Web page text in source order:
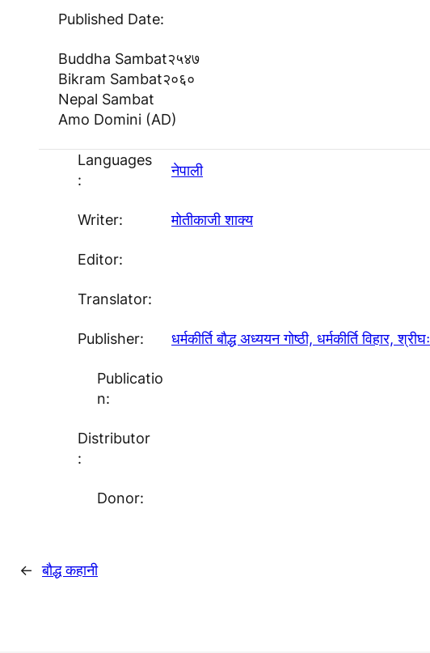
Published Date:
Buddha Sambat२५४७
Bikram Sambat२०६०
Nepal Sambat
Amo Domini (AD)
Languages
:
नेपाली
Writer: माेतीकाजी शाक्य
Editor:
Translator:
Publisher: धर्मकीर्ति बाैद्ध अध्ययन गाेष्ठी, धर्मकीर्ति विहार, श्रीघः
Publicatio
n:
Distributor
:
Donor:
← बाैद्ध कहानी